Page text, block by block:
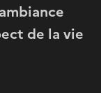
de la vie